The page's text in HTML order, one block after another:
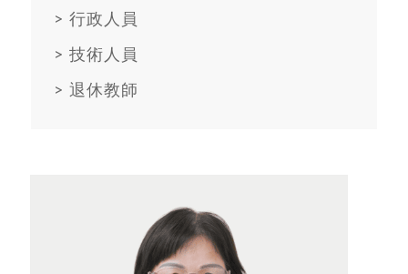
> 行政人員
> 技術人員
> 退休教師